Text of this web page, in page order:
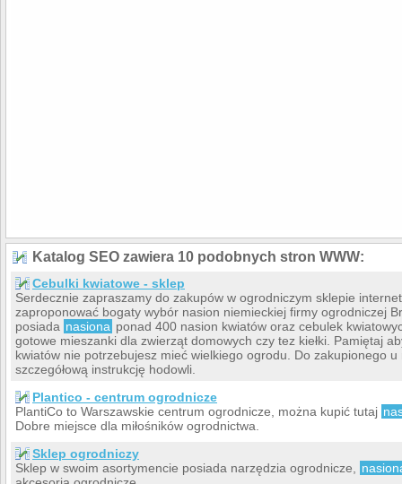
Katalog SEO zawiera 10 podobnych stron WWW:
Cebulki kwiatowe - sklep
Serdecznie zapraszamy do zakupów w ogrodniczym sklepie
zaproponować bogaty wybór nasion niemieckiej firmy ogrodniczej
posiada nasiona ponad 400 nasion kwiatów oraz cebulek
gotowe mieszanki dla zwierząt domowych czy tez kiełki. Pamiętaj
kwiatów nie potrzebujesz mieć wielkiego ogrodu. Do zakupionego u
szczegółową instrukcję hodowli.
Plantico - centrum ogrodnicze
PlantiCo to Warszawskie centrum ogrodnicze, można kupić tutaj
Dobre miejsce dla miłośników ogrodnictwa.
Sklep ogrodniczy
Sklep w swoim asortymencie posiada narzędzia ogrodnicze,